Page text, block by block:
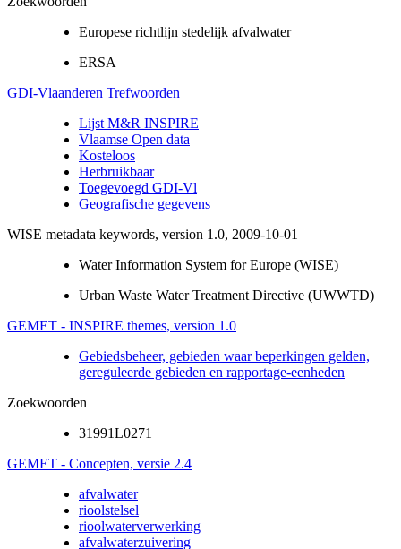
Europese richtlijn stedelijk afvalwater
ERSA
GDI-Vlaanderen Trefwoorden
Lijst M&R INSPIRE
Vlaamse Open data
Kosteloos
Herbruikbaar
Toegevoegd GDI-Vl
Geografische gegevens
WISE metadata keywords, version 1.0, 2009-10-01
Water Information System for Europe (WISE)
Urban Waste Water Treatment Directive (UWWTD)
GEMET - INSPIRE themes, version 1.0
Gebiedsbeheer, gebieden waar beperkingen gelden,
gereguleerde gebieden en rapportage-eenheden
Zoekwoorden
31991L0271
GEMET - Concepten, versie 2.4
afvalwater
rioolstelsel
rioolwaterverwerking
afvalwaterzuivering